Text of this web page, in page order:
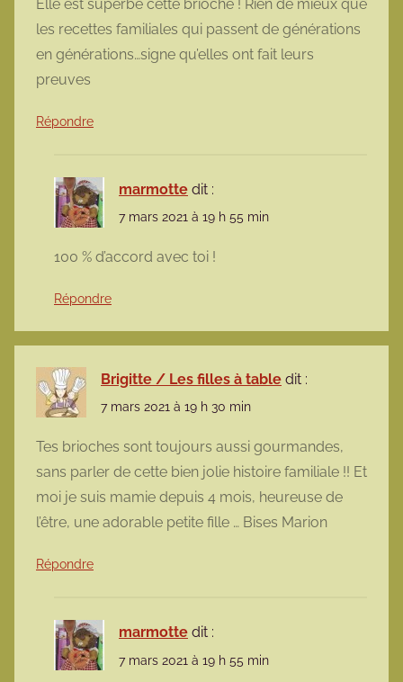
Elle est superbe cette brioche ! Rien de mieux que
les recettes familiales qui passent de générations
en générations…signe qu’elles ont fait leurs
preuves
Répondre
marmotte dit :
7 mars 2021 à 19 h 55 min
100 % d’accord avec toi !
Répondre
Brigitte / Les filles à table dit :
7 mars 2021 à 19 h 30 min
Tes brioches sont toujours aussi gourmandes,
sans parler de cette bien jolie histoire familiale !! Et
moi je suis mamie depuis 4 mois, heureuse de
l’être, une adorable petite fille … Bises Marion
Répondre
marmotte dit :
7 mars 2021 à 19 h 55 min